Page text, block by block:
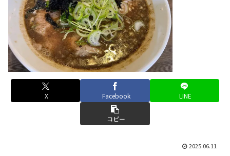
X Facebook LINE
コピー
2025.06.11